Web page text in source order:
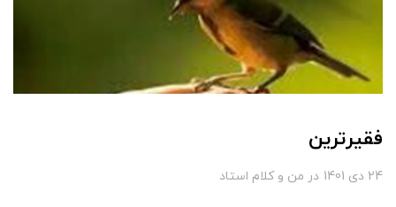
فقیرترین
24 دی 1401 در من و کلام استاد